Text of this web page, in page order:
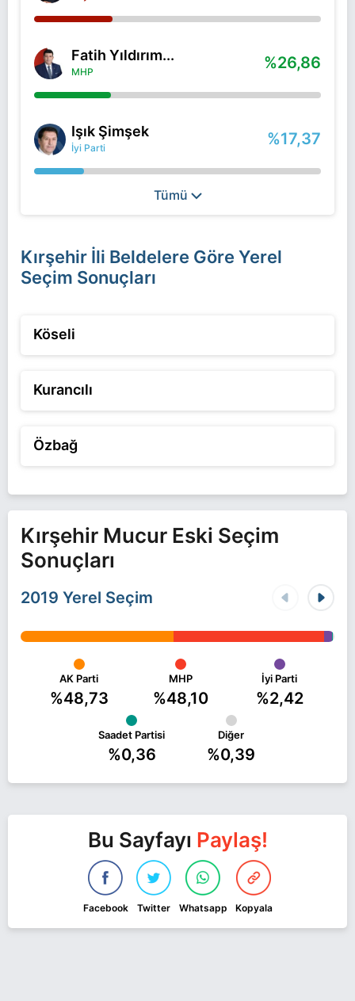
Fatih Yıldırım...
MHP %26,86
Işık Şimşek
İyi Parti %17,37
Tümü
Kırşehir İli Beldelere Göre Yerel
Seçim Sonuçları
Köseli
Kurancılı
Özbağ
Kırşehir Mucur Eski Seçim
Sonuçları
2019 Yerel Seçim
AK Parti
%48,73
MHP
%48,10
İyi Parti
%2,42
Saadet Partisi
%0,36
Diğer
%0,39
Bu Sayfayı Paylaş!
Facebook Twitter Whatsapp Kopyala